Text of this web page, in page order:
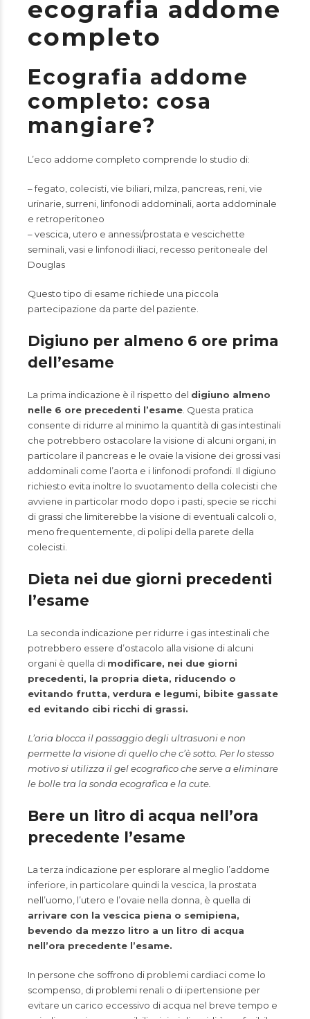
ecografia addome
completo
Ecografia addome
completo: cosa
mangiare?
L’eco addome completo comprende lo studio di:
– fegato, colecisti, vie biliari, milza, pancreas, reni, vie
urinarie, surreni, linfonodi addominali, aorta addominale
e retroperitoneo
– vescica, utero e annessi/prostata e vescichette
seminali, vasi e linfonodi iliaci, recesso peritoneale del
Douglas
Questo tipo di esame richiede una piccola
partecipazione da parte del paziente.
Digiuno per almeno 6 ore prima
dell’esame
La prima indicazione è il rispetto del digiuno almeno
nelle 6 ore precedenti l’esame . Questa pratica
consente di ridurre al minimo la quantità di gas intestinali
che potrebbero ostacolare la visione di alcuni organi, in
particolare il pancreas e le ovaie la visione dei grossi vasi
addominali come l’aorta e i linfonodi profondi. Il digiuno
richiesto evita inoltre lo svuotamento della colecisti che
avviene in particolar modo dopo i pasti, specie se ricchi
di grassi che limiterebbe la visione di eventuali calcoli o,
meno frequentemente, di polipi della parete della
colecisti.
Dieta nei due giorni precedenti
l’esame
La seconda indicazione per ridurre i gas intestinali che
potrebbero essere d’ostacolo alla visione di alcuni
organi è quella di modificare, nei due giorni
precedenti, la propria dieta, riducendo o
evitando frutta, verdura e legumi, bibite gassate
ed evitando cibi ricchi di grassi.
L’aria blocca il passaggio degli ultrasuoni e non
permette la visione di quello che c’è sotto. Per lo stesso
motivo si utilizza il gel ecografico che serve a eliminare
le bolle tra la sonda ecografica e la cute.
Bere un litro di acqua nell’ora
precedente l’esame
La terza indicazione per esplorare al meglio l’addome
inferiore, in particolare quindi la vescica, la prostata
nell’uomo, l’utero e l’ovaie nella donna, è quella di
arrivare con la vescica piena o semipiena,
bevendo da mezzo litro a un litro di acqua
nell’ora precedente l’esame.
In persone che soffrono di problemi cardiaci come lo
scompenso, di problemi renali o di ipertensione per
evitare un carico eccessivo di acqua nel breve tempo e